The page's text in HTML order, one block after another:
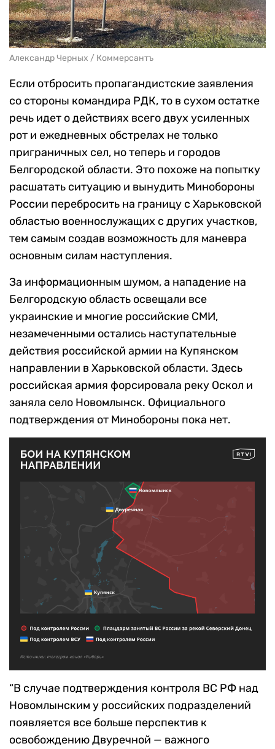
Александр Черных / Коммерсантъ
Если отбросить пропагандистские заявления
со стороны командира РДК, то в сухом остатке
речь идет о действиях всего двух усиленных
рот и ежедневных обстрелах не только
приграничных сел, но теперь и городов
Белгородской области. Это похоже на попытку
расшатать ситуацию и вынудить Минобороны
России перебросить на границу с Харьковской
областью военнослужащих с других участков,
тем самым создав возможность для маневра
основным силам наступления.
За информационным шумом, а нападение на
Белгородскую область освещали все
украинские и многие российские СМИ,
незамеченными остались наступательные
действия российской армии на Купянском
направлении в Харьковской области. Здесь
российская армия форсировала реку Оскол и
заняла село Новомлынск. Официального
подтверждения от Минобороны пока нет.
“В случае подтверждения контроля ВС РФ над
Новомлынским у российских подразделений
появляется все больше перспектив к
освобождению Двуречной — важного